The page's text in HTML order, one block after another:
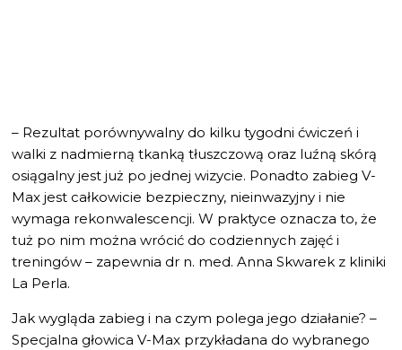
– Rezultat porównywalny do kilku tygodni ćwiczeń i
walki z nadmierną tkanką tłuszczową oraz luźną skórą
osiągalny jest już po jednej wizycie. Ponadto zabieg V-
Max jest całkowicie bezpieczny, nieinwazyjny i nie
wymaga rekonwalescencji. W praktyce oznacza to, że
tuż po nim można wrócić do codziennych zajęć i
treningów – zapewnia dr n. med. Anna Skwarek z kliniki
La Perla.
Jak wygląda zabieg i na czym polega jego działanie? –
Specjalna głowica V-Max przykładana do wybranego